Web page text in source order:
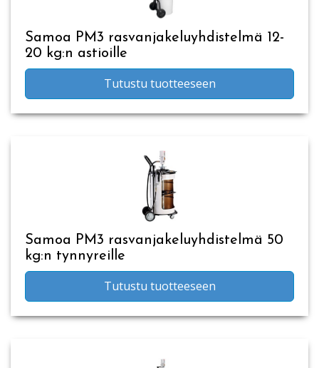
Samoa PM3 rasvanjakeluyhdistelmä 12-
20 kg:n astioille
Tutustu tuotteeseen
Samoa PM3 rasvanjakeluyhdistelmä 50
kg:n tynnyreille
Tutustu tuotteeseen